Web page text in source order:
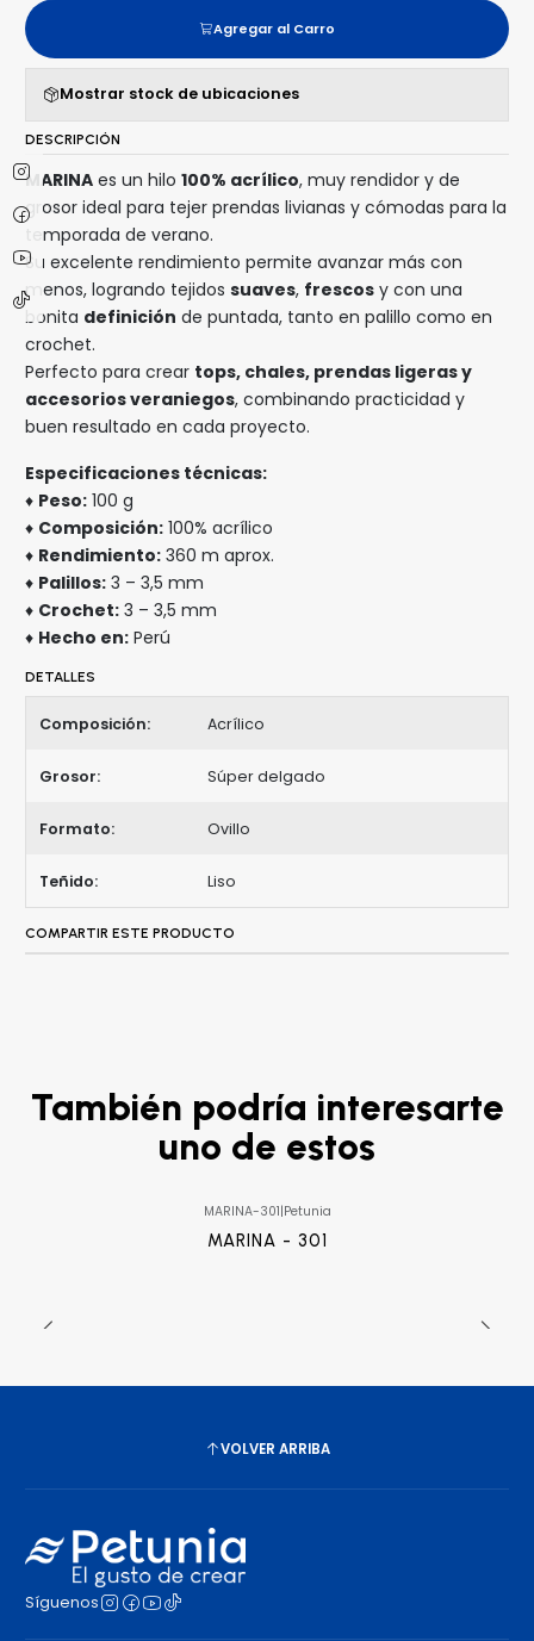
Agregar al Carro
Mostrar stock de ubicaciones
DESCRIPCIÓN
MARINA es un hilo 100% acrílico, muy rendidor y de
grosor ideal para tejer prendas livianas y cómodas para la
temporada de verano.
Su excelente rendimiento permite avanzar más con
menos, logrando tejidos suaves, frescos y con una
bonita definición de puntada, tanto en palillo como en
crochet.
Perfecto para crear tops, chales, prendas ligeras y
accesorios veraniegos, combinando practicidad y
buen resultado en cada proyecto.
Especificaciones técnicas:
♦ Peso: 100 g
♦ Composición: 100% acrílico
♦ Rendimiento: 360 m aprox.
♦ Palillos: 3 – 3,5 mm
♦ Crochet: 3 – 3,5 mm
♦ Hecho en: Perú
DETALLES
Composición: Acrílico
Grosor: Súper delgado
Formato: Ovillo
Teñido: Liso
COMPARTIR ESTE PRODUCTO
También podría interesarte
uno de estos
MARINA-301|Petunia
MARINA - 301
VOLVER ARRIBA
Síguenos